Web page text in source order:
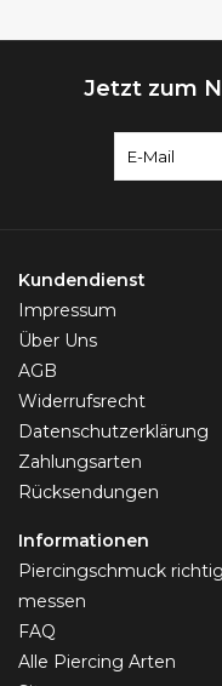
Jetzt zum
Kundendienst
Impressum
Über Uns
AGB
Widerrufsrecht
Datenschutzerklärung
Zahlungsarten
Rücksendungen
Informationen
Piercingschmuck richtig
messen
FAQ
Alle Piercing Arten